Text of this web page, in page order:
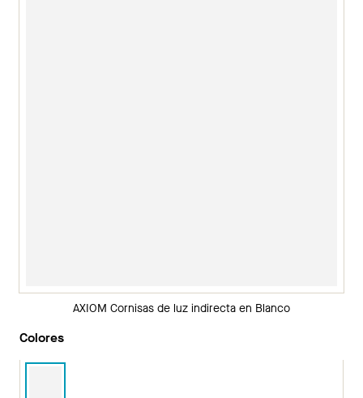
AXIOM Cornisas de luz indirecta en Blanco
Colores